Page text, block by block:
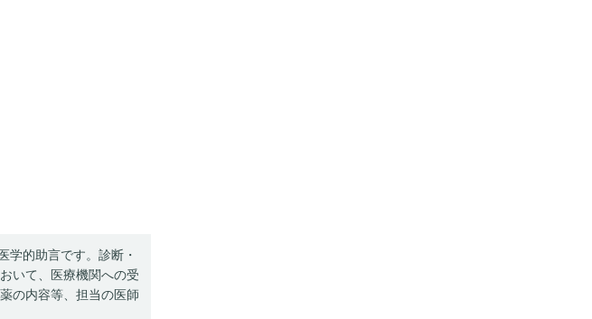
学的助言です。診断・
いて、医療機関への受
の内容等、担当の医師